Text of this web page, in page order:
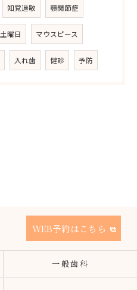
知覚過敏 顎関節症
土曜日 マウスピース
入れ歯 健診 予防
WEB予約はこちら
一般歯科